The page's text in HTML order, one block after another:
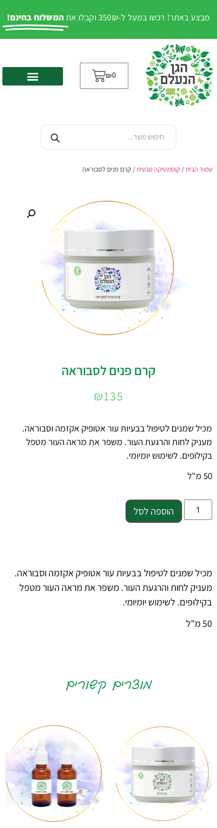
מבצע באתר! רכשו במעל ל-350₪ וקבלו את המשלוח בחינם!
₪0
עמוד הבית/ קוסמטיקה טבעית/ קרם פנים לסבוראה
קרם פנים לסבוראה
₪135
מכיל שמנים לטיפול בבעיות עור אטופיק אקזמה וסבוראה.
מעניק לחות והרגעת העור. משפר את מראה העור מטפל
בקילופים. לשימוש יומיומי.
50 מ"ל
הוספה לסל
מכיל שמנים לטיפול בבעיות עור אטופיק אקזמה וסבוראה.
מעניק לחות והרגעת העור. משפר את מראה העור מטפל
בקילופים. לשימוש יומיומי.
50 מ"ל
מוצרים קשורים